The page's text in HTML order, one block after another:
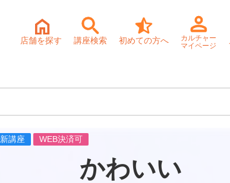
店舗を探す 講座検索 初めての方へ
カルチャー
マイページ
新講座 WEB決済可
かわいい